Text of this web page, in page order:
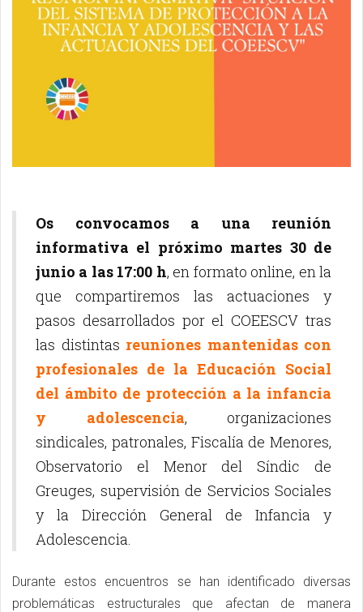
Os convocamos a una reunión
informativa el próximo martes 30 de
junio a las 17:00 h, en formato online, en la
que compartiremos las actuaciones y
pasos desarrollados por el COEESCV tras
las distintas reuniones mantenidas con
profesionales de la Educación Social
del ámbito de protección a la infancia
y adolescencia, organizaciones
sindicales, patronales, Fiscalía de Menores,
Observatorio el Menor del Síndic de
Greuges, supervisión de Servicios Sociales
y la Dirección General de Infancia y
Adolescencia.
Durante estos encuentros se han identificado diversas
problemáticas estructurales que afectan de manera